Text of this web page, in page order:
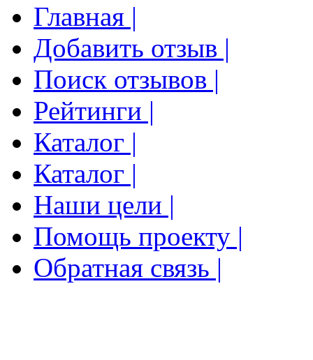
Главная |
Добавить отзыв |
Поиск отзывов |
Рейтинги |
Каталог |
Каталог |
Наши цели |
Помощь проекту |
Обратная связь |